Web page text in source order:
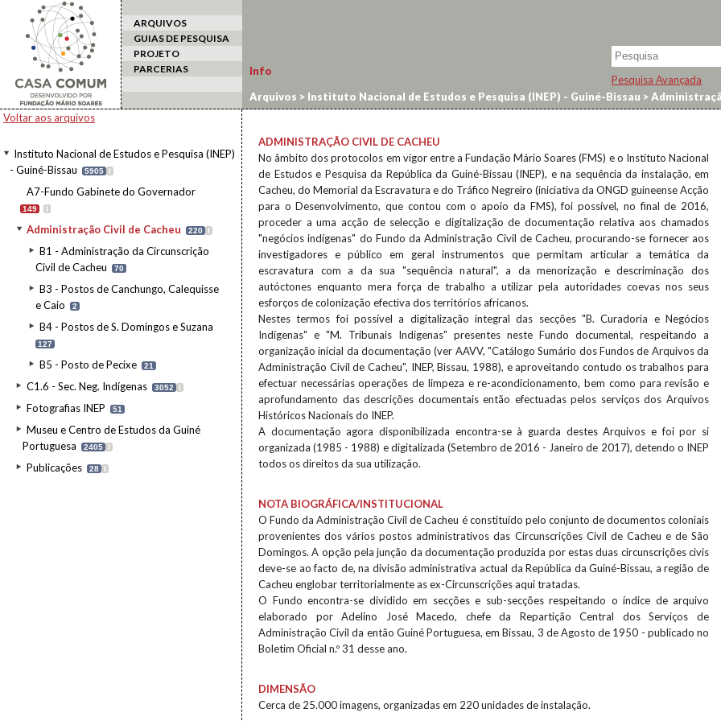
ARQUIVOS
GUIAS DE PESQUISA
PROJETO
PARCERIAS
Pesquisa Avançada
Voltar aos arquivos
Instituto Nacional de Estudos e Pesquisa (INEP)
- Guiné-Bissau
5905 I
A7-Fundo Gabinete do Governador
149 I
Administração Civil de Cacheu 220 I
B1 - Administração da Circunscrição
Civil de Cacheu
70
B3 - Postos de Canchungo, Calequisse
e Caio
2
B4 - Postos de S. Domingos e Suzana
127
B5 - Posto de Pecixe 21
C1.6 - Sec. Neg. Indígenas 3052 I
Fotografias INEP 51
Museu e Centro de Estudos da Guiné
Portuguesa
2405 I
Publicações 28 I
Info
Arquivos > Instituto Nacional de Estudos e Pesquisa (INEP) - Guiné-Bissau >
ADMINISTRAÇÃO CIVIL DE CACHEU
No âmbito dos protocolos em vigor entre a Fundação Mário Soares (FMS) e o Instituto Nacional
de Estudos e Pesquisa da República da Guiné-Bissau (INEP), e na sequência da instalação, em
Cacheu, do Memorial da Escravatura e do Tráfico Negreiro (iniciativa da ONGD guineense Acção
para o Desenvolvimento, que contou com o apoio da FMS), foi possível, no final de 2016,
proceder a uma acção de selecção e digitalização de documentação relativa aos chamados
"negócios indígenas" do Fundo da Administração Civil de Cacheu, procurando-se fornecer aos
investigadores e público em geral instrumentos que permitam articular a temática da
escravatura com a da sua "sequência natural", a da menorização e descriminação dos
autóctones enquanto mera força de trabalho a utilizar pela autoridades coevas nos seus
esforços de colonização efectiva dos territórios africanos.
Nestes termos foi possível a digitalização integral das secções "B. Curadoria e Negócios
Indígenas" e "M. Tribunais Indígenas" presentes neste Fundo documental, respeitando a
organização inicial da documentação (ver AAVV, "Catálogo Sumário dos Fundos de Arquivos da
Administração Civil de Cacheu", INEP, Bissau, 1988), e aproveitando contudo os trabalhos para
efectuar necessárias operações de limpeza e re-acondicionamento, bem como para revisão e
aprofundamento das descrições documentais então efectuadas pelos serviços dos Arquivos
Históricos Nacionais do INEP.
A documentação agora disponibilizada encontra-se à guarda destes Arquivos e foi por si
organizada (1985 - 1988) e digitalizada (Setembro de 2016 - Janeiro de 2017), detendo o INEP
todos os direitos da sua utilização.
NOTA BIOGRÁFICA/INSTITUCIONAL
O Fundo da Administração Civil de Cacheu é constituído pelo conjunto de documentos coloniais
provenientes dos vários postos administrativos das Circunscrições Civil de Cacheu e de São
Domingos. A opção pela junção da documentação produzida por estas duas circunscrições civis
deve-se ao facto de, na divisão administrativa actual da República da Guiné-Bissau, a região de
Cacheu englobar territorialmente as ex-Circunscrições aqui tratadas.
O Fundo encontra-se dividido em secções e sub-secções respeitando o índice de arquivo
elaborado por Adelino José Macedo, chefe da Repartição Central dos Serviços de
Administração Civil da então Guiné Portuguesa, em Bissau, 3 de Agosto de 1950 - publicado no
Boletim Oficial n.º 31 desse ano.
DIMENSÃO
Cerca de 25.000 imagens, organizadas em 220 unidades de instalação.